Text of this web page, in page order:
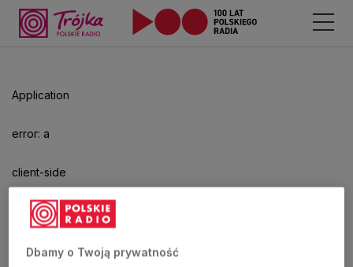
Application
error: a
client-side
exception
hasDbamy o Twoją prywatność